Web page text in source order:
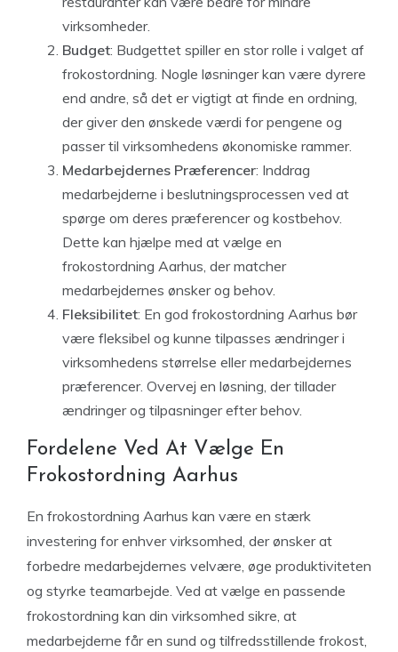
virksomheder.
Budget: Budgettet spiller en stor rolle i valget af
frokostordning. Nogle løsninger kan være dyrere
end andre, så det er vigtigt at finde en ordning,
der giver den ønskede værdi for pengene og
passer til virksomhedens økonomiske rammer.
Medarbejdernes Præferencer: Inddrag
medarbejderne i beslutningsprocessen ved at
spørge om deres præferencer og kostbehov.
Dette kan hjælpe med at vælge en
frokostordning Aarhus, der matcher
medarbejdernes ønsker og behov.
Fleksibilitet: En god frokostordning Aarhus bør
være fleksibel og kunne tilpasses ændringer i
virksomhedens størrelse eller medarbejdernes
præferencer. Overvej en løsning, der tillader
ændringer og tilpasninger efter behov.
Fordelene Ved At Vælge En
Frokostordning Aarhus
En frokostordning Aarhus kan være en stærk
investering for enhver virksomhed, der ønsker at
forbedre medarbejdernes velvære, øge produktiviteten
og styrke teamarbejde. Ved at vælge en passende
frokostordning kan din virksomhed sikre, at
medarbejderne får en sund og tilfredsstillende frokost,